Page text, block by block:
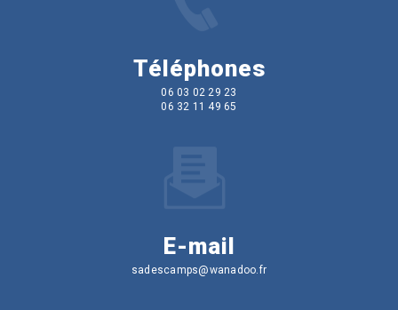
Téléphones
06 03 02 29 23
06 32 11 49 65
E-mail
sadescamps@wanadoo.fr